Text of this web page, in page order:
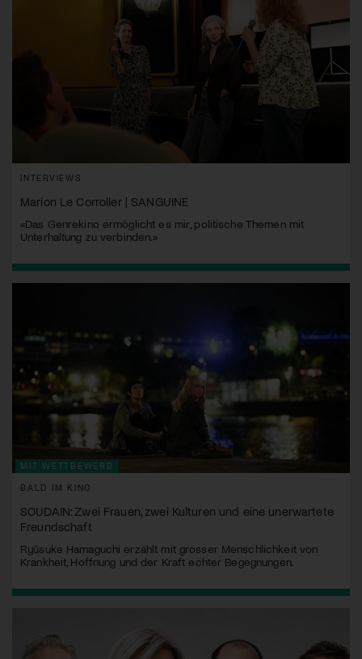
INTERVIEWS
Marion Le Corroller | SANGUINE
«Das Genrekino ermöglicht es mir, politische Themen mit
Unterhaltung zu verbinden.»
MIT WETTBEWERB
BALD IM KINO
SOUDAIN: Zwei Frauen, zwei Kulturen und eine unerwartete
Freundschaft
Ryūsuke Hamaguchi erzählt mit grosser Menschlichkeit von
Krankheit, Hoffnung und der Kraft echter Begegnungen.